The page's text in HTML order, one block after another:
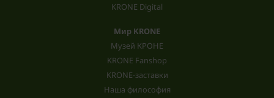
KRONE Digital
Мир KRONE
Музей КРОНЕ
KRONE Fanshop
KRONE-заставки
Наша философия